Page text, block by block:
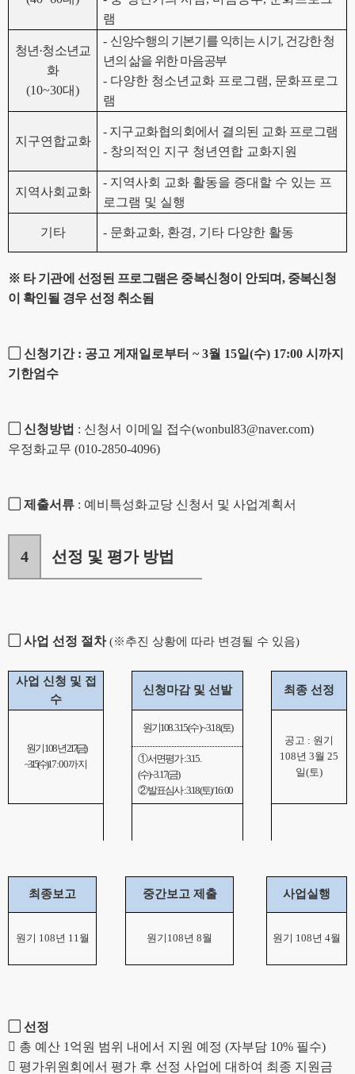
램
청년·청소년교
화
(10~30대)
- 신앙수행의 기본기를 익히는 시기 , 건강한 청
년의 삶을 위한 마음공부
- 다양한 청소년교화 프로그램, 문화프로그
램
지구연합교화
- 지구교화협의회에서 결의된 교화 프로그램
- 창의적인 지구 청년연합 교화지원
지역사회교화
- 지역사회 교화 활동을 증대할 수 있는 프
로그램 및 실행
기타 - 문화교화, 환경, 기타 다양한 활동
※ 타 기관에 선정된 프로그램은 중복신청이 안되며, 중복신청
이 확인될 경우 선정 취소됨
신청기간 : 공고 게재일로부터 ~ 3월 15일(수) 17:00 시까지
기한엄수
신청방법 : 신청서 이메일 접수(wonbul83@naver.com)
우정화교무 (010-2850-4096)
제출서류 : 예비특성화교당 신청서 및 사업계획서
4 선정 및 평가 방법
사업 선정 절차(※추진 상황에 따라 변경될 수 있음)
사업 신청 및 접
수
신청마감 및 선발 최종 선정
원기108년2.17(금)
~3.15(수)17:00까지
원기108. 3.15.(수) ~ 3.18.(토)
공고 : 원기
108년 3월 25
일(토)
①서면평가: 3.15.
(수)~3.17(금)
②발표심사: 3.18(토)/ 16:00
최종보고 중간보고 제출 사업실행
원기 108년 11 월 원기 108년 8월 원기 108년 4월
선정
 총 예산 1 억원 범위 내에서 지원 예정 (자부담 10% 필수)
 평가위원회에서 평가 후 선정 사업에 대하여 최종 지원금